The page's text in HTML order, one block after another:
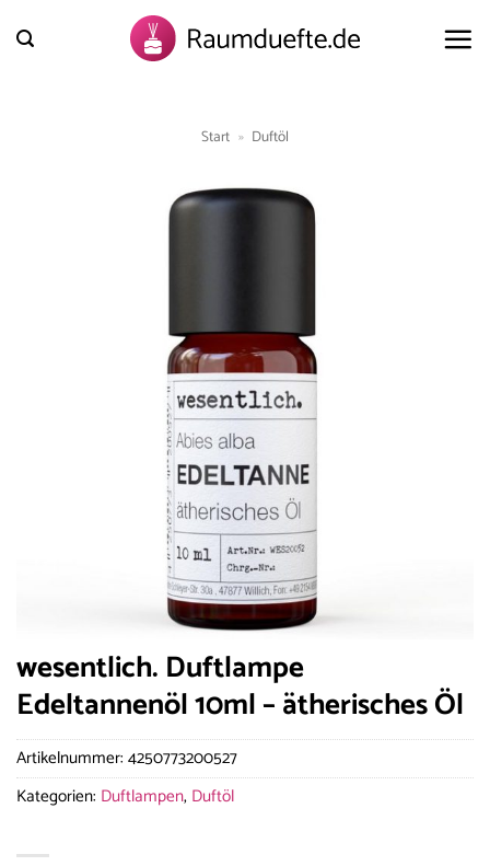
Inhalt
Start » Duftöl
wesentlich. Duftlampe
Edeltannenöl 10ml – ätherisches Öl
Artikelnummer: 4250773200527
Kategorien: Duftlampen, Duftöl